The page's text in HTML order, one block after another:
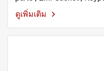
ดูเพิ่มเติม